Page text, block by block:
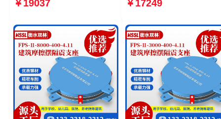
隔震支座源头工厂 建筑摩擦摆
￥19037
厂家 摩擦摆隔震支座FPSII-
座FPSII-7000-350-3.81厂
￥17249